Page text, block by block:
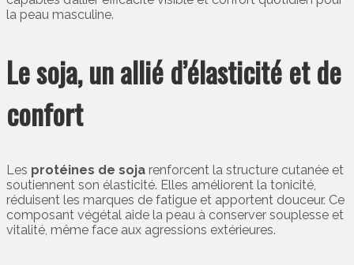
la peau masculine.
Le soja, un allié d’élasticité et de
confort
Les protéines de soja renforcent la structure cutanée et
soutiennent son élasticité. Elles améliorent la tonicité,
réduisent les marques de fatigue et apportent douceur. Ce
composant végétal aide la peau à conserver souplesse et
vitalité, même face aux agressions extérieures.